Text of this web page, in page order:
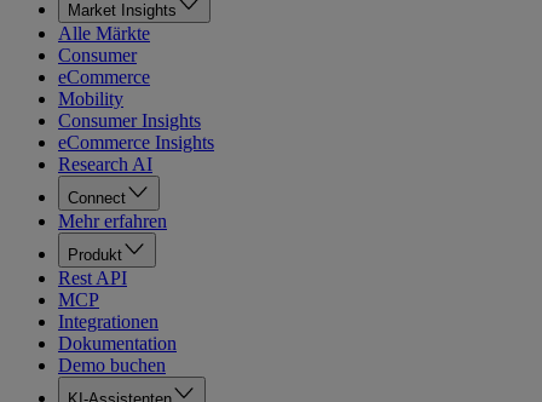
Market Insights
Alle Märkte
Consumer
eCommerce
Mobility
Consumer Insights
eCommerce Insights
Research AI
Connect
Mehr erfahren
Produkt
Rest API
MCP
Integrationen
Dokumentation
Demo buchen